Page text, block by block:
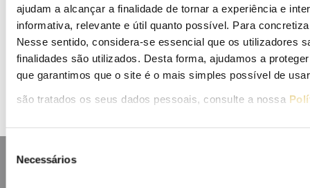
ajudam a alcançar a finalidade de tornar a experiência e
informativa, relevante e útil quanto possível. Para
Nesse sentido, considera-se essencial que os utilizadores
finalidades são utilizados. Desta forma, ajudamos a
que garantimos que o site é o mais simples possível de
são tratados os seus dados pessoais, consulte a nossa
Necessários
Agenda
Inscrição na Lista de Divulgação